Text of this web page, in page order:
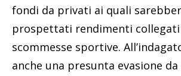
fondi da privati ai quali
prospettati rendimenti collegati
scommesse sportive.
anche una presunta evasione